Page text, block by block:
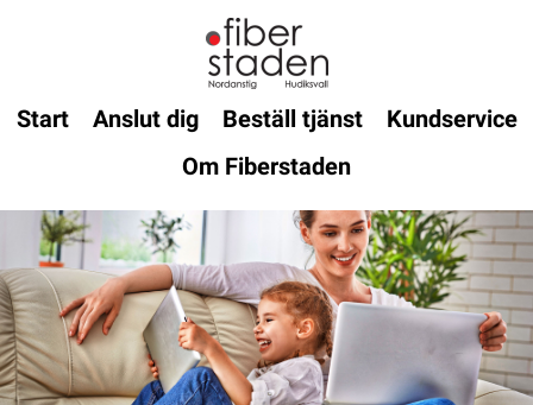
Start Anslut dig Beställ tjänst
Kundservice
Om Fiberstaden